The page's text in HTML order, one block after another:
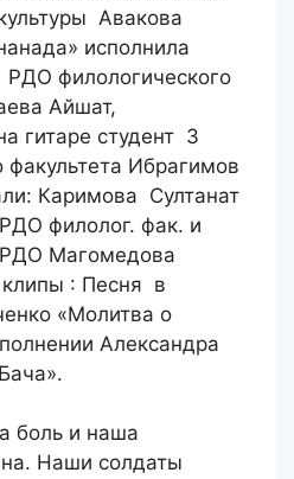
Авакова
исполнила
РДО филологического
Айшат,
гитаре студент 3
факультета Ибрагимов
Каримова Султанат
РДО филолог. фак. и
РДО Магомедова
: Песня в
«Молитва о
Александра
боль и наша
Наши солдаты